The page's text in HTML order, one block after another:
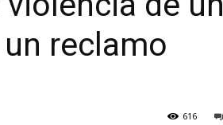
reclamo
616